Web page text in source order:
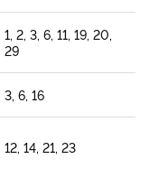
1, 2, 3, 6, 11, 19, 20,
29
3, 6, 16
12, 14, 21, 23